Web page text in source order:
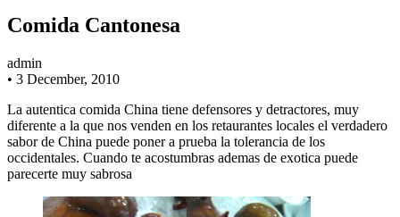
Comida Cantonesa
admin
• 3 December, 2010
La autentica comida China tiene defensores y detractores, muy
diferente a la que nos venden en los retaurantes locales el verdadero
sabor de China puede poner a prueba la tolerancia de los
occidentales. Cuando te acostumbras ademas de exotica puede
parecerte muy sabrosa